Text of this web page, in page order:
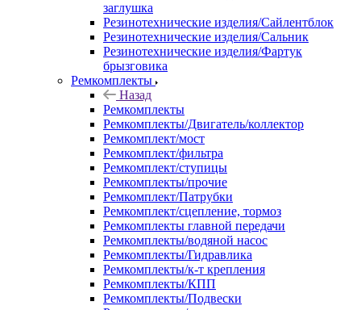
заглушка
Резинотехнические изделия/Сайлентблок
Резинотехнические изделия/Сальник
Резинотехнические изделия/Фартук
брызговика
Ремкомплекты
Назад
Ремкомплекты
Ремкомплекты/Двигатель/коллектор
Ремкомплект/мост
Ремкомплект/фильтра
Ремкомплект/ступицы
Ремкомплекты/прочие
Ремкомплект/Патрубки
Ремкомплект/сцепление, тормоз
Ремкомплекты главной передачи
Ремкомплекты/водяной насос
Ремкомплекты/Гидравлика
Ремкомплекты/к-т крепления
Ремкомплекты/КПП
Ремкомплекты/Подвески